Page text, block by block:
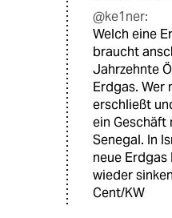
@ke1ner:
Welch eine
braucht
Jahrzehnte
Erdgas. Wer
erschließt
ein
Senegal. In
neue
wieder
Cent/KW